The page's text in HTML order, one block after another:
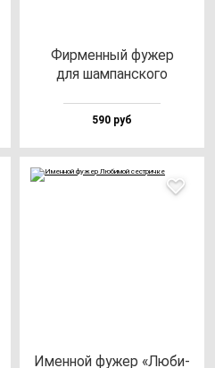
Фир­мен­ный фу­жер
для шам­пан­ско­го
590 руб
Имен­ной фу­жер «Люби­